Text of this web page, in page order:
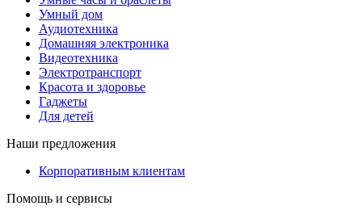
Умный дом
Аудиотехника
Домашняя электроника
Видеотехника
Электротранспорт
Красота и здоровье
Гаджеты
Для детей
Наши предложения
Корпоративным клиентам
Помощь и сервисы